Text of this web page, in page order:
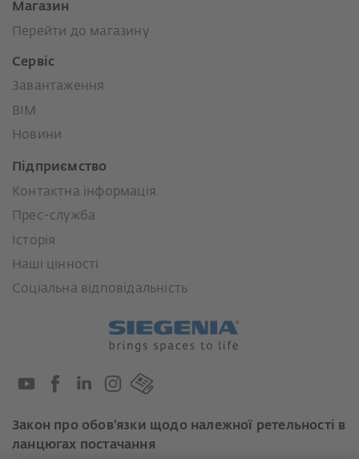
Магазин
Перейти до магазину
Сервіс
Завантаження
BIM
Новини
Підприємство
Контактна інформація
Прес-служба
Історія
Наші цінності
Соціальна відповідальність
Закон про обов'язки щодо належної ретельності в
ланцюгах постачання